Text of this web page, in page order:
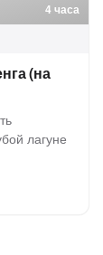
4 часа
(на
лагуне